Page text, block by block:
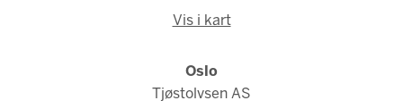
Vis i kart
Oslo
Tjøstolvsen AS